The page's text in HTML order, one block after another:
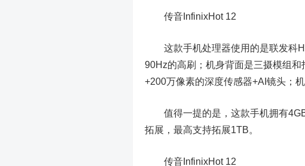
传音InfinixHot 12
这款手机处理器使用的是联发科
90Hz的高刷；机身背面是三摄模组
+200万像素的深度传感器+AI镜头；
值得一提的是，这款手机拥有4GB
拓展，最高支持拓展1TB。
传音InfinixHot 12